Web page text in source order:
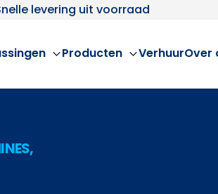
levering uit voorraad
Producten VerhuurOver